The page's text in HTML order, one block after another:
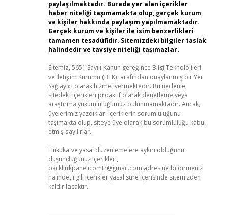
paylaşılmaktadır. Burada yer alan içerikler
haber niteliği taşımamakta olup, gerçek kurum
ve kişiler hakkında paylaşım yapılmamaktadır.
Gerçek kurum ve kişiler ile isim benzerlikleri
tamamen tesadüfidir. Sitemizdeki bilgiler taslak
halindedir ve tavsiye niteliği taşımazlar.
Sitemiz, 5651 Sayılı Kanun gereğince Bilgi Teknolojileri
ve İletişim Kurumu (BTK) tarafından onaylanmış bir Yer
Sağlayıcı olarak hizmet vermektedir. Bu nedenle,
sitedeki içerikleri proaktif olarak denetleme veya
araştırma yükümlülüğümüz bulunmamaktadır. Ancak,
üyelerimiz yazdıkları içeriklerin sorumluluğunu
taşımakta olup, siteye üye olarak bu sorumluluğu kabul
etmiş sayılırlar.
Hukuka ve yasal düzenlemelere aykırı olduğunu
düşündüğünüz içerikleri,
backlinkpanelicomtr@gmail.com adresine bildirmeniz
halinde, ilgili içerikler yasal süre içerisinde sitemizden
kaldırılacaktır.